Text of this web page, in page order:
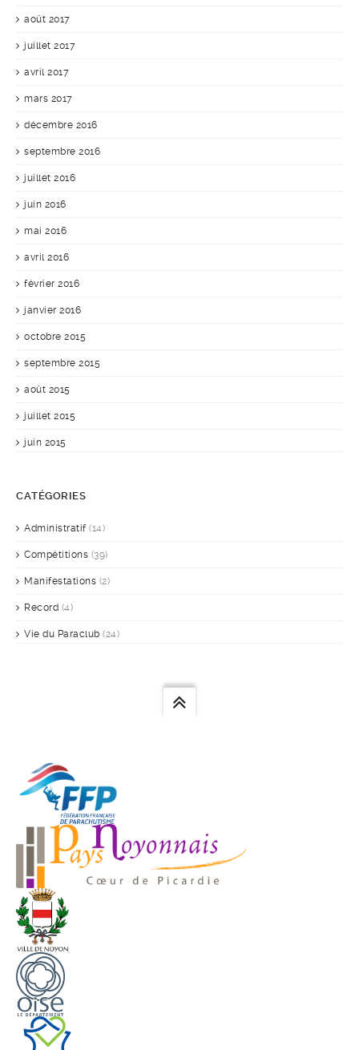
août 2017
juillet 2017
avril 2017
mars 2017
décembre 2016
septembre 2016
juillet 2016
juin 2016
mai 2016
avril 2016
février 2016
janvier 2016
octobre 2015
septembre 2015
août 2015
juillet 2015
juin 2015
CATÉGORIES
Administratif(14)
Compétitions (39)
Manifestations (2)
Record (4)
Vie du Paraclub (24)